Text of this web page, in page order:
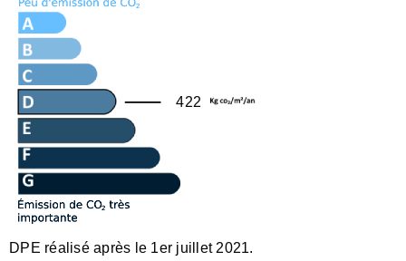
422
DPE réalisé après le 1er juillet 2021.